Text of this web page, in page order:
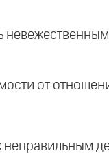
от
неправильным